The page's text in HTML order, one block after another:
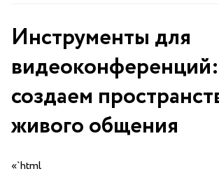
Инструменты для
видеоконференций:
создаем
живого общения
«`html